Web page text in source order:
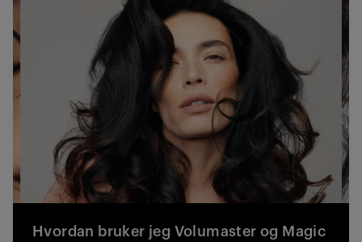
Hvordan bruker jeg Volumaster og Magic